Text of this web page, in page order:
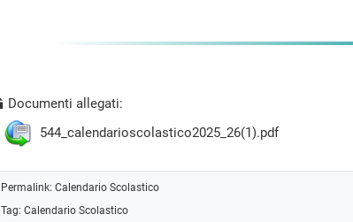
Documenti allegati:
544_calendarioscolastico2025_26(1).pdf
Permalink: Calendario Scolastico
Tag: Calendario Scolastico